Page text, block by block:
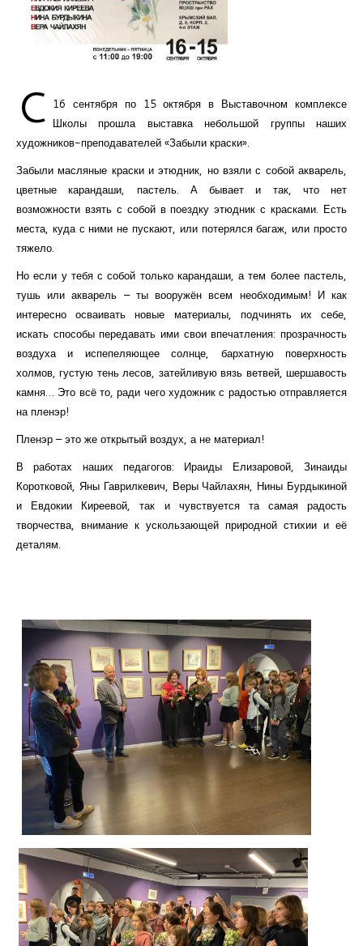
Курсы повышения квалификации
Центр непрерывного образования
Творческий инкубатор
C
16 сентября по 15 октября в Выставочном комплексе
Школы прошла выставка небольшой группы наших
художников-преподавателей «Забыли краски».
Забыли масляные краски и этюдник, но взяли с собой акварель,
цветные карандаши, пастель. А бывает и так, что нет
возможности взять с собой в поездку этюдник с красками. Есть
места, куда с ними не пускают, или потерялся багаж, или просто
тяжело.
Но если у тебя с собой только карандаши, а тем более пастель,
тушь или акварель – ты вооружён всем необходимым! И как
интересно осваивать новые материалы, подчинять их себе,
искать способы передавать ими свои впечатления: прозрачность
воздуха и испепеляющее солнце, бархатную поверхность
холмов, густую тень лесов, затейливую вязь ветвей, шершавость
камня… Это всё то, ради чего художник с радостью отправляется
на пленэр!
Пленэр – это же открытый воздух, а не материал!
В работах наших педагогов: Ираиды Елизаровой, Зинаиды
Коротковой, Яны Гаврилкевич, Веры Чайлахян, Нины Бурдыкиной
и Евдокии Киреевой, так и чувствуется та самая радость
творчества, внимание к ускользающей природной стихии и её
деталям.